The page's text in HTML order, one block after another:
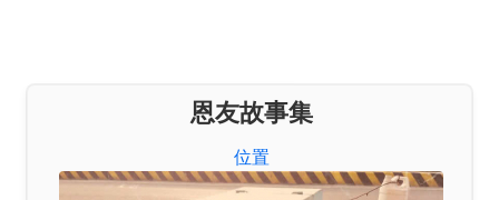
恩友故事集
阿伯的迴旋曲